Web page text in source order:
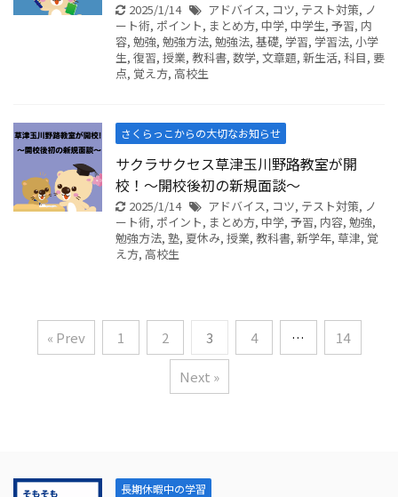
2025/1/14 アドバイス, コツ, テスト対策, ノ
ート術, ポイント, まとめ方, 中学, 中学生, 予習, 内
容, 勉強, 勉強方法, 勉強法, 基礎, 学習, 学習法, 小学
生, 復習, 授業, 教科書, 数学, 文章題, 新生活, 科目, 要
点, 覚え方, 高校生
さくらっこからの大切なお知らせ
サクラサクセス草津玉川野路教室が開
校！～開校後初の新規面談～
2025/1/14 アドバイス, コツ, テスト対策, ノ
ート術, ポイント, まとめ方, 中学, 予習, 内容, 勉強,
勉強方法, 塾, 夏休み, 授業, 教科書, 新学年, 草津, 覚
え方, 高校生
« Prev 1 2 3 4 … 14
Next »
長期休暇中の学習